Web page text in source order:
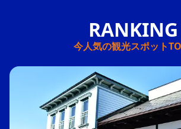
今人気の観光スポット